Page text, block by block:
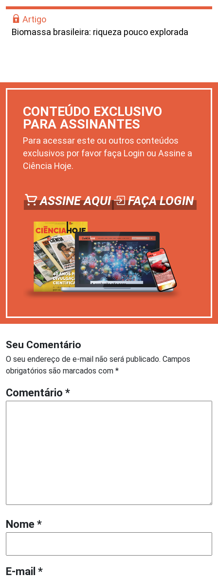
Artigo
Biomassa brasileira: riqueza pouco explorada
CONTEÚDO EXCLUSIVO
PARA ASSINANTES
Para acessar este ou outros conteúdos
exclusivos por favor faça Login ou Assine a
Ciência Hoje.
ASSINE AQUI FAÇA LOGIN
Seu Comentário
O seu endereço de e-mail não será publicado. Campos
obrigatórios são marcados com *
Comentário *
Nome *
E-mail *